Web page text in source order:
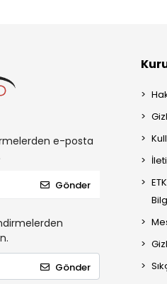
e-posta
Gönder
Gönder